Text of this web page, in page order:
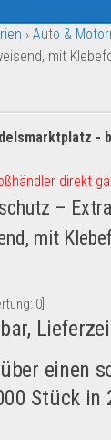
Schreibwaren
› Auto &
mit
-
direkt
–
mit
0
einen
Stück in